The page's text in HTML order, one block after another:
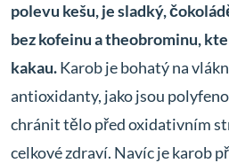
polevu kešu, je sladký,
bez kofeinu a theobrominu,
kakau.Karob je bohatý na
antioxidanty, jako jsou
chránit tělo před oxidativním
celkové zdraví. Navíc je karob